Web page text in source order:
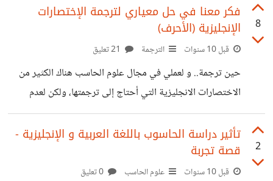
سنوات.. لماذا؟؟ لأنه فقد قدراته البرمجية و أصبح من الصعب أن
يحصل على وظيفة.. كم و كم من الوظائف في الوطن العربي
التي من الممكن إستثمار قليل من البرمجة فيها لمصلحة
الموظفين و العمل. كما أن ما قام به هذا الشخص لهُ رسالة مباشرة
8
فكر معنا في حل معياري لترجمة الإختصارات
الإنجليزية (الأحرف)
قبل 10 سنوات الترجمة
حين ترجمة.. و لعملي في مجال علوم الحاسب هناك الكثير من
الاختصارات الانجليزية التي أحتاج إلى ترجمتها، ولكن لعدم
وجود طريقة ترجمة أضطر إلى استخدام الأحرف الإنجليزية في
مقالات عربية ! لا أخفيك أنني أُحس بحسرة على هذا الإضطرار و
ال ! فكّرت، لما لا توجد طريقة موحدة لوضع ترجمة للاختصارات
2
تأثير دراسة الحاسوب باللغة العربية و الإنجليزية -
قصة تجربة
قبل 10 سنوات علوم الحاسب